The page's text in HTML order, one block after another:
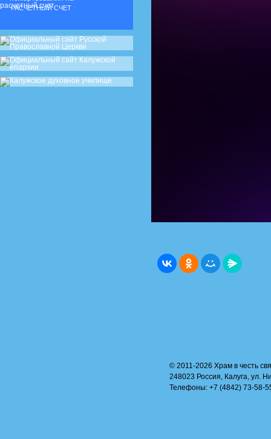
РАСЧЕТНЫЙ СЧЕТ
© 2011-2026 Храм в честь
248023 Россия, Калуга, ул.
Телефоны: +7 (4842) 73-58-